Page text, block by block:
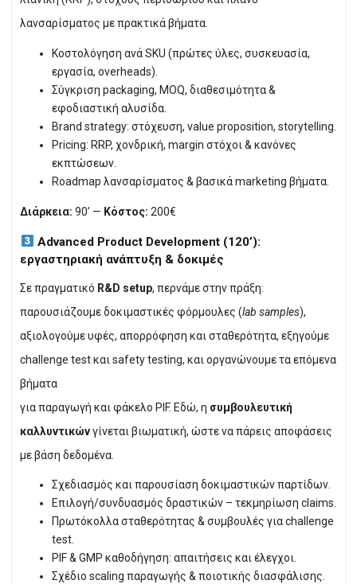
λανσαρίσματος με πρακτικά βήματα.
Κοστολόγηση ανά SKU (πρώτες ύλες, συσκευασία,
εργασία, overheads).
Σύγκριση packaging, MOQ, διαθεσιμότητα &
εφοδιαστική αλυσίδα.
Brand strategy: στόχευση, value proposition, storytelling.
Pricing: RRP, χονδρική, margin στόχοι & κανόνες
εκπτώσεων.
Roadmap λανσαρίσματος & βασικά marketing βήματα.
Διάρκεια: 90’ — Κόστος: 200€
Advanced Product Development (120’):
εργαστηριακή ανάπτυξη & δοκιμές
Σε πραγματικό R&D setup, περνάμε στην πράξη:
παρουσιάζουμε δοκιμαστικές φόρμουλες (lab samples),
αξιολογούμε υφές, απορρόφηση και σταθερότητα, εξηγούμε
challenge test και safety testing, και οργανώνουμε τα επόμενα
βήματα
για παραγωγή και φάκελο PIF. Εδώ, η συμβουλευτική
καλλυντικώνγίνεται βιωματική, ώστε να πάρεις αποφάσεις
με βάση δεδομένα.
Σχεδιασμός και παρουσίαση δοκιμαστικών παρτίδων.
Επιλογή/συνδυασμός δραστικών – τεκμηρίωση claims.
Πρωτόκολλα σταθερότητας & συμβουλές για challenge
test.
PIF & GMP καθοδήγηση: απαιτήσεις και έλεγχοι.
Σχέδιο scaling παραγωγής & ποιοτικής διασφάλισης.